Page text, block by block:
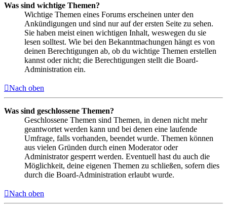
Was sind wichtige Themen?
Wichtige Themen eines Forums erscheinen unter den
Ankündigungen und sind nur auf der ersten Seite zu sehen.
Sie haben meist einen wichtigen Inhalt, weswegen du sie
lesen solltest. Wie bei den Bekanntmachungen hängt es von
deinen Berechtigungen ab, ob du wichtige Themen erstellen
kannst oder nicht; die Berechtigungen stellt die Board-
Administration ein.
Nach oben
Was sind geschlossene Themen?
Geschlossene Themen sind Themen, in denen nicht mehr
geantwortet werden kann und bei denen eine laufende
Umfrage, falls vorhanden, beendet wurde. Themen können
aus vielen Gründen durch einen Moderator oder
Administrator gesperrt werden. Eventuell hast du auch die
Möglichkeit, deine eigenen Themen zu schließen, sofern dies
durch die Board-Administration erlaubt wurde.
Nach oben